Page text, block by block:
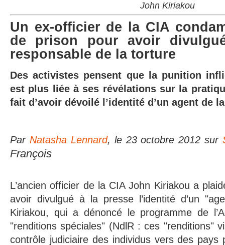
John Kiriakou
Un ex-officier de la CIA
de prison pour avoir
responsable de la torture
Des activistes pensent que la punition
est plus liée à ses révélations sur la
fait d’avoir dévoilé l’identité d’un agent de
Par Natasha Lennard, le 23 octobre 2012 sur
François
L’ancien officier de la CIA John Kiriakou a
avoir divulgué à la presse l’identité d’un
Kiriakou, qui a dénoncé le programme de
"renditions spéciales" (NdlR : ces "renditions"
contrôle judiciaire des individus vers des pays